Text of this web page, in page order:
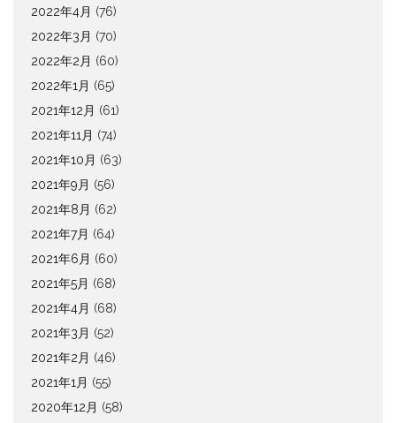
2022年4月 (76)
2022年3月 (70)
2022年2月 (60)
2022年1月 (65)
2021年12月 (61)
2021年11月 (74)
2021年10月 (63)
2021年9月 (56)
2021年8月 (62)
2021年7月 (64)
2021年6月 (60)
2021年5月 (68)
2021年4月 (68)
2021年3月 (52)
2021年2月 (46)
2021年1月 (55)
2020年12月 (58)